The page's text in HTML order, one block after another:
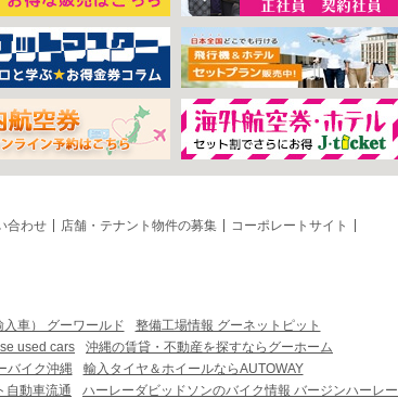
合わせ 店舗・テナント物件の募集 コーポレートサイト
車） グーワールド
整備工場情報 グーネットピット
used cars
沖縄の賃貸・不動産を探すならグーホーム
バイク沖縄
輸入タイヤ＆ホイールならAUTOWAY
自動車流通 ハーレーダビッドソンのバイク情報 バージンハーレー